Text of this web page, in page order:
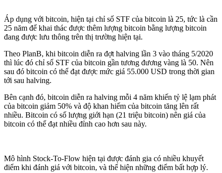
Áp dụng với bitcoin, hiện tại chỉ số STF của bitcoin là 25, tức là cần
25 năm để khai thác được thêm lượng bitcoin bằng lượng bitcoin
đang được lưu thông trên thị trường hiện tại.
Theo PlanB, khi bitcoin diễn ra đợt halving lần 3 vào tháng 5/2020
thì lúc đó chỉ số STF của bitcoin gần tương đương vàng là 50. Nên
sau đó bitcoin có thể đạt được mức giá 55.000 USD trong thời gian
tới sau halving.
Bên cạnh đó, bitcoin diễn ra halving mỗi 4 năm khiến tỷ lệ lạm phát
của bitcoin giảm 50% và độ khan hiếm của bitcoin tăng lên rất
nhiều. Bitcoin có số lượng giới hạn (21 triệu bitcoin) nên giá của
bitcoin có thể đạt nhiều đỉnh cao hơn sau này.
Mô hình Stock-To-Flow hiện tại được đánh gia có nhiều khuyết
điểm khi đánh giá với bitcoin, và thể hiện những điểm bất hợp lý.